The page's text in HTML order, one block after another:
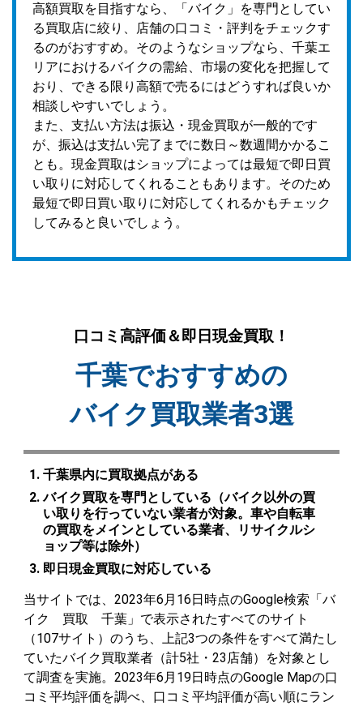
高額買取を目指すなら、「バイク」を専門としてい
る買取店に絞り、店舗の口コミ・評判をチェックす
るのがおすすめ。そのようなショップなら、千葉エ
リアにおけるバイクの需給、市場の変化を把握して
おり、できる限り高額で売るにはどうすれば良いか
相談しやすいでしょう。
また、支払い方法は振込・現金買取が一般的です
が、振込は支払い完了までに数日～数週間かかるこ
とも。現金買取はショップによっては最短で即日買
い取りに対応してくれることもあります。そのため
最短で即日買い取りに対応してくれるかもチェック
してみると良いでしょう。
口コミ高評価＆即日現金買取！
千葉でおすすめの
バイク買取業者3選
千葉県内に買取拠点がある
バイク買取を専門としている（バイク以外の買
い取りを行っていない業者が対象。車や自転車
の買取をメインとしている業者、リサイクルシ
ョップ等は除外）
即日現金買取に対応している
当サイトでは、2023年6月16日時点のGoogle検索「バ
イク 買取 千葉」で表示されたすべてのサイト
（107サイト）のうち、上記3つの条件をすべて満たし
ていたバイク買取業者（計5社・23店舗）を対象とし
て調査を実施。2023年6月19日時点のGoogle Mapの口
コミ平均評価を調べ、 口コミ平均評価が高い順にラン